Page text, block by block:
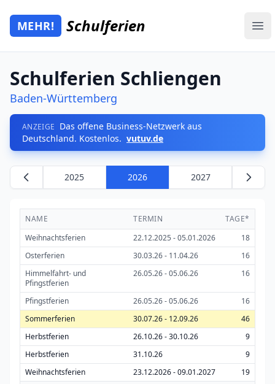
Zum Hauptinhalt springen
Mehr Schulferien
MEHR! Schulferien
Schulferien Schliengen
Baden-Württemberg
ANZEIGE Das offene Business-Netzwerk aus
Deutschland. Kostenlos. vutuv.de
2025 2026 2027
NAME TERMIN
TAGE*
Weihnachtsferien
22.12.2025 - 05.01.2026
18
Osterferien
30.03.26 - 11.04.26
16
Himmelfahrt- und
Pfingstferien
26.05.26 - 05.06.26 16
Pfingstferien 26.05.26 - 05.06.26
16
Sommerferien
30.07.26 - 12.09.26
46
Herbstferien
26.10.26 - 30.10.26
9
Herbstferien
31.10.26
9
Weihnachtsferien
23.12.2026 - 09.01.2027
19